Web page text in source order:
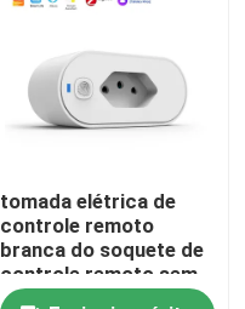
tomada elétrica de
controle remoto
branca do soquete de
controle remoto sem
fio do ABS 2200W